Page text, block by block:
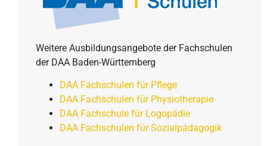
Weitere Ausbildungsangebote der Fachschulen
der DAA Baden-Württemberg
DAA Fachschulen für Pflege
DAA Fachschulen für Physiotherapie
DAA Fachschule für Logopädie
DAA Fachschulen für Sozialpädagogik